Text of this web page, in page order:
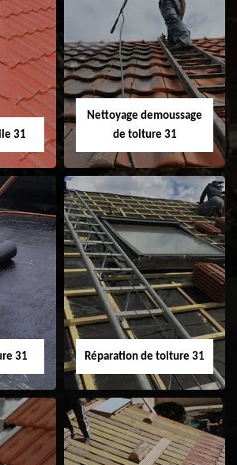
et
Isolation toiture 31
31
Nettoyage demoussage
de toiture 31
Nettoyage
demoussage de
toiture 31
31 Réparation de toiture 31